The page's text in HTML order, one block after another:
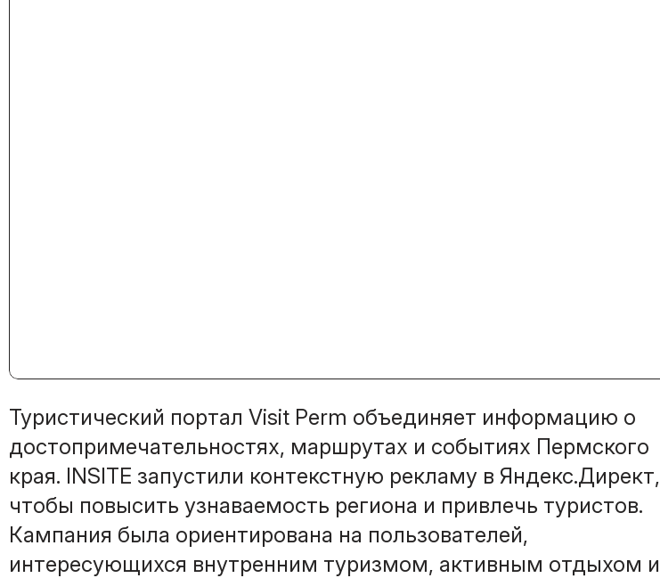
Туристический портал Visit Perm объединяет информацию о
достопримечательностях, маршрутах и событиях Пермского
края. INSITE запустили контекстную рекламу в Яндекс.Директ,
чтобы повысить узнаваемость региона и привлечь туристов.
Кампания была ориентирована на пользователей,
интересующихся внутренним туризмом, активным отдыхом и